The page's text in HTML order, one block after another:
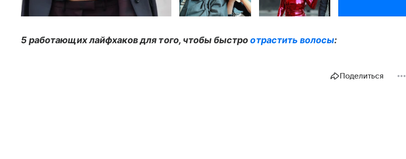
5 работающих лайфхаков для того, чтобы быстроотрастить волосы:
Поделиться